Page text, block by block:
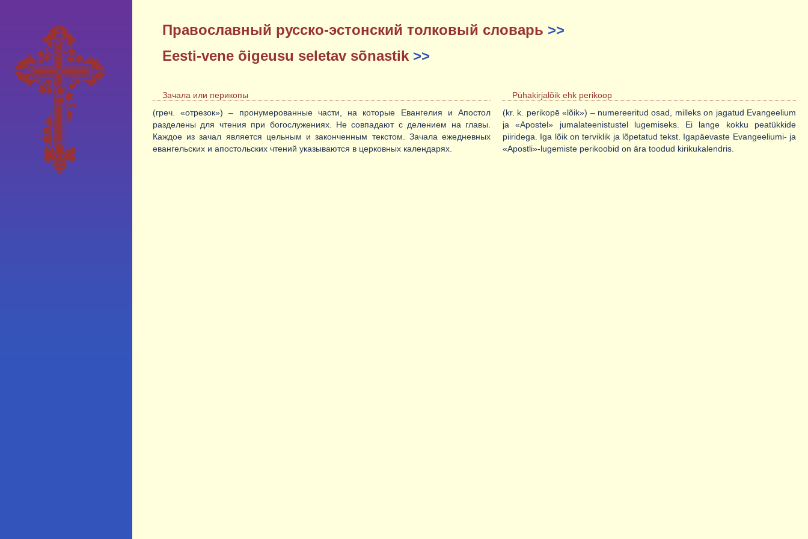
Православный русско-эстонский толковый словарь >>
Eesti-vene õigeusu seletav sõnastik >>
Зачала или перикопы
Pühakirjalõik ehk perikoop
(греч. «отрезок») – пронумерованные части, на которые Евангелия и Апостол
разделены для чтения при богослужениях. Не совпадают с делением на главы.
Каждое из зачал является цельным и законченным текстом. Зачала ежедневных
евангельских и апостольских чтений указываются в церковных календарях.
(kr. k. perikopē «lõik») – numereeritud osad, milleks on jagatud Evangeelium
ja «Apostel» jumalateenistustel lugemiseks. Ei lange kokku peatükkide
piiridega. Iga lõik on terviklik ja lõpetatud tekst. Igapäevaste Evangeeliumi- ja
«Apostli»-lugemiste perikoobid on ära toodud kirikukalendris.